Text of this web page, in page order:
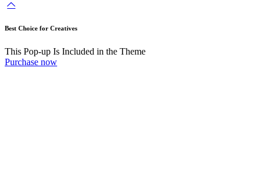
Best Choice for Creatives
This Pop-up Is Included in the Theme
Purchase now